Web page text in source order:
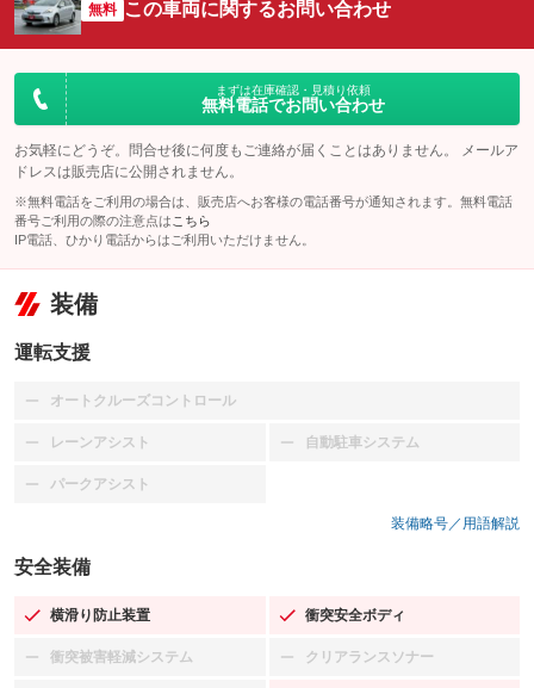
無料 この車両に関するお問い合わせ
まずは在庫確認・見積り依頼
無料電話でお問い合わせ
お気軽にどうぞ。問合せ後に何度もご連絡が届くことはありません。 メールア
ドレスは販売店に公開されません。
※無料電話をご利用の場合は、販売店へお客様の電話番号が通知されます。無料電話
番号ご利用の際の注意点は こちら
IP電話、ひかり電話からはご利用いただけません。
装備
運転支援
オートクルーズコントロール
：装備なし
レーンアシスト
：装備なし 自動駐車システム
：装備なし
パークアシスト
：装備なし
装備略号／用語解説
安全装備
横滑り防止装置
：装備あり 衝突安全ボディ
：装備あり
衝突被害軽減システム
：装備なし クリアランスソナー
：装備なし